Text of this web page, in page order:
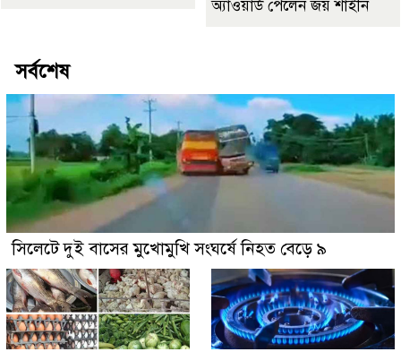
অ্যাওয়ার্ড পেলেন জয় শাহীন
সর্বশেষ
সিলেটে দুই বাসের মুখোমুখি সংঘর্ষে নিহত বেড়ে ৯